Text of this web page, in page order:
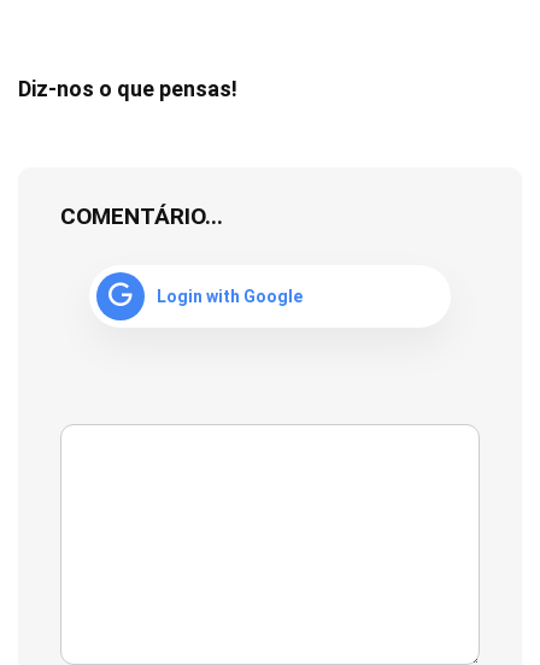
Diz-nos o que pensas!
COMENTÁRIO...
Login with Google